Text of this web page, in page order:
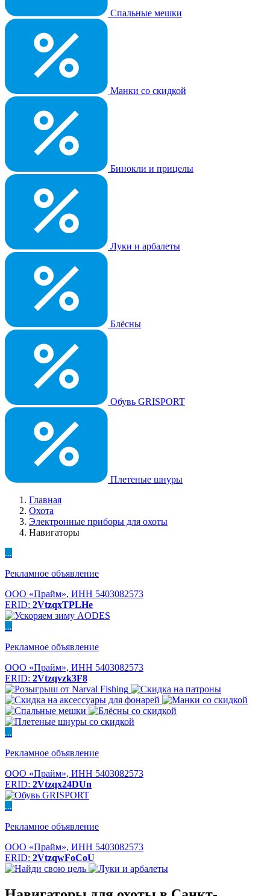
Спальные мешки
Манки со скидкой
Бинокли и прицелы
Луки и арбалеты
Блёсны
Обувь GRISPORT
Плетеные шнуры
Главная
Охота
Электронные приборы для охоты
Навигаторы
...
Рекламное объявление
ООО «Прайм», ИНН 5403082573
ERID: 2VtzqxTPLHe
...
Рекламное объявление
ООО «Прайм», ИНН 5403082573
ERID: 2Vtzqvzk3F8
...
Рекламное объявление
ООО «Прайм», ИНН 5403082573
ERID: 2Vtzqx24DUn
...
Рекламное объявление
ООО «Прайм», ИНН 5403082573
ERID: 2VtzqwFoCoU